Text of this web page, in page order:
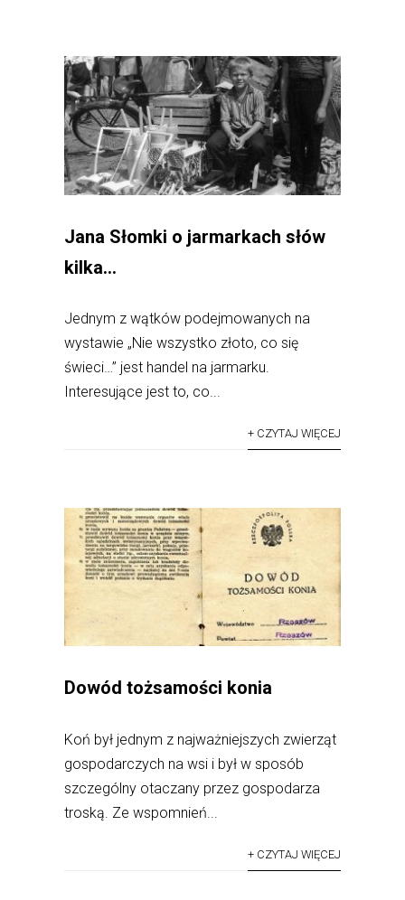
Jana Słomki o jarmarkach słów
kilka…
Jednym z wątków podejmowanych na
wystawie „Nie wszystko złoto, co się
świeci…” jest handel na jarmarku.
Interesujące jest to, co...
+ CZYTAJ WIĘCEJ
Dowód tożsamości konia
Koń był jednym z najważniejszych zwierząt
gospodarczych na wsi i był w sposób
szczególny otaczany przez gospodarza
troską. Ze wspomnień...
+ CZYTAJ WIĘCEJ